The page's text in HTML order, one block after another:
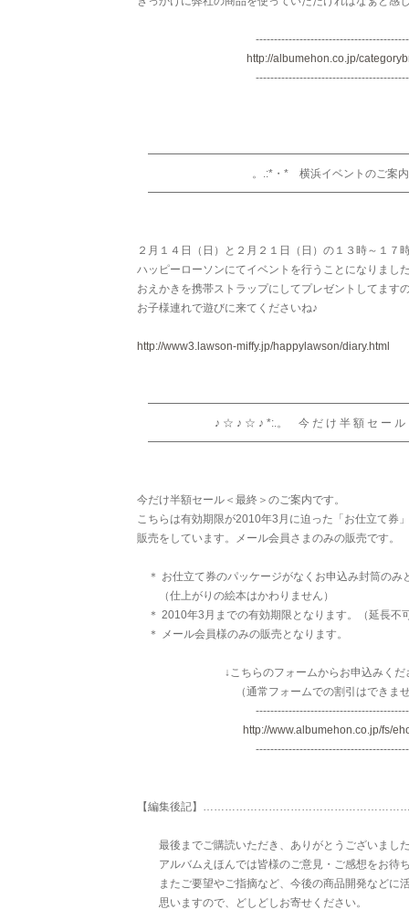
http://albumehon.co.jp/
。.:*・* 横浜イベントのご案内
２月１４日（日）と２月２１日（日）の１３時～１７
ハッピーローソンにてイベントを行うことになりまし
おえかきを携帯ストラップにしてプレゼントしてます
お子様連れで遊びに来てくださいね♪
http://www3.lawson-miffy.jp/happylawson/diary.html
♪ ☆ ♪ ☆ ♪ *:.。 今 だ け 半 額 セ ー
今だけ半額セール＜最終＞のご案内です。
こちらは有効期限が2010年3月に迫った「お仕立て券
販売をしています。メール会員さまのみの販売です。
＊ お仕立て券のパッケージがなくお申込み封筒のみ
（仕上がりの絵本はかわりません）
＊ 2010年3月までの有効期限となります。（延長不
＊ メール会員様のみの販売となります。
↓こちらのフォームからお申込みくだ
（通常フォームでの割引はできませ
http://www.albumehon.co.jp/fs/
【編集後記】
最後までご購読いただき、ありがとうございまし
アルバムえほんでは皆様のご意見・ご感想をお待
またご要望やご指摘など、今後の商品開発などに
思いますので、どしどしお寄せください。